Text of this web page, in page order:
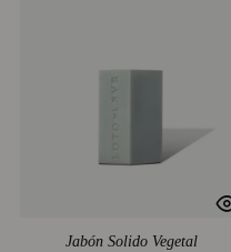
Jabón Solido Vegetal